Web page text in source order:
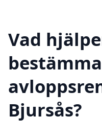
Vad
Bjursås?